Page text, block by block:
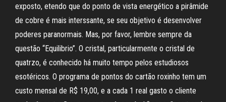
exposto, etendo que do ponto de vista energético a pirâmide
de cobre é mais interssante, se seu objetivo é desenvolver
poderes paranormais. Mas, por favor, lembre sempre da
questão “Equilibrio”. O cristal, particularmente o cristal de
quatrzo, é conhecido há muito tempo pelos estudiosos
esotéricos. O programa de pontos do cartão roxinho tem um
custo mensal de R$ 19,00, e a cada 1 real gasto o cliente